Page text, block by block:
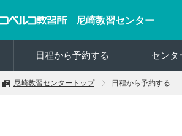
尼崎教習センター
日程から予約する センタ
尼崎教習センタートップ 日程から予約する